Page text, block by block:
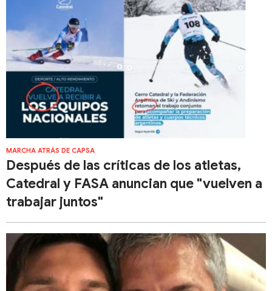
MARCHA ATRÁS DE CAPSA
Después de las críticas de los atletas,
Catedral y FASA anuncian que "vuelven a
trabajar juntos"